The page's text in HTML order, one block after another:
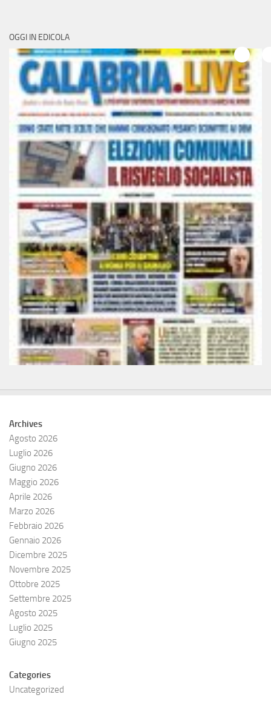
OGGI IN EDICOLA
Archives
Agosto 2026
Luglio 2026
Giugno 2026
Maggio 2026
Aprile 2026
Marzo 2026
Febbraio 2026
Gennaio 2026
Dicembre 2025
Novembre 2025
Ottobre 2025
Settembre 2025
Agosto 2025
Luglio 2025
Giugno 2025
Categories
Uncategorized